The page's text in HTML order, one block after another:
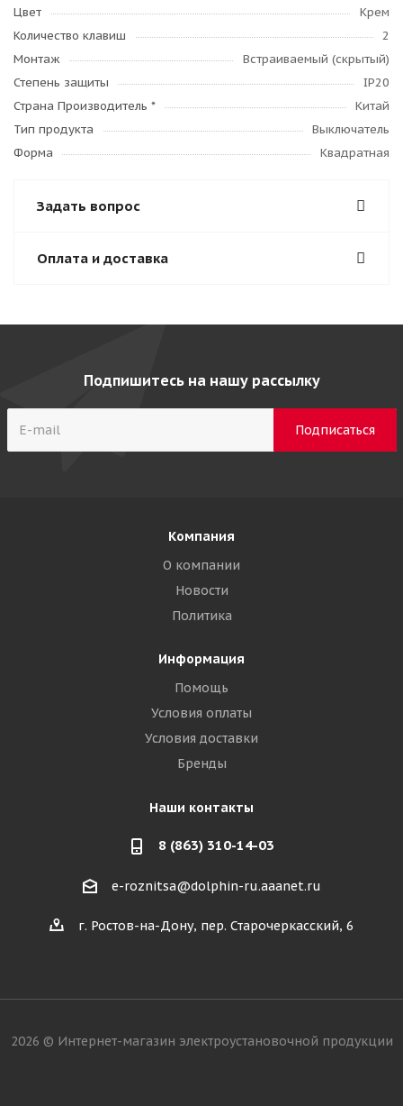
Цвет
Крем
Количество клавиш
2
Монтаж
Встраиваемый (скрытый)
Степень защиты
IP20
Страна Производитель *
Китай
Тип продукта
Выключатель
Форма
Квадратная
Задать вопрос
Оплата и доставка
Подпишитесь на нашу рассылку
Компания
О компании
Новости
Политика
Информация
Помощь
Условия оплаты
Условия доставки
Бренды
Наши контакты
8 (863) 310-14-03
e-roznitsa@dolphin-ru.aaanet.ru
г. Ростов-на-Дону, пер. Старочеркасский, 6
2026 © Интернет-магазин электроустановочной продукции